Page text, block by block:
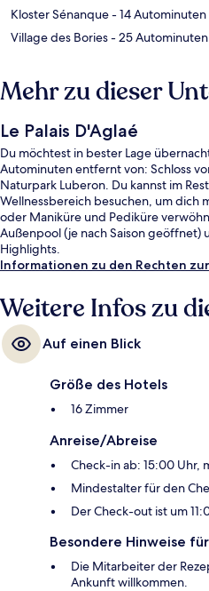
Kloster Sénanque- 14 Autominuten
Village des Bories- 25 Autominuten
Mehr zu dieser
Le Palais D'Aglaé
Du möchtest in bester Lage
Autominuten entfernt von: Schloss
Naturpark Luberon. Du kannst im
Wellnessbereich besuchen, um dich
oder Maniküre und Pediküre
Außenpool (je nach Saison geöffnet)
Highlights.
Informationen zu den Rechten
Weitere Infos zu
Auf einen Blick
Größe des Hotels
16 Zimmer
Anreise/Abreise
Check-in ab: 15:00 Uhr,
Mindestalter für den
Der Check-out ist um
Besondere Hinweise
Die Mitarbeiter der
Ankunft willkommen.